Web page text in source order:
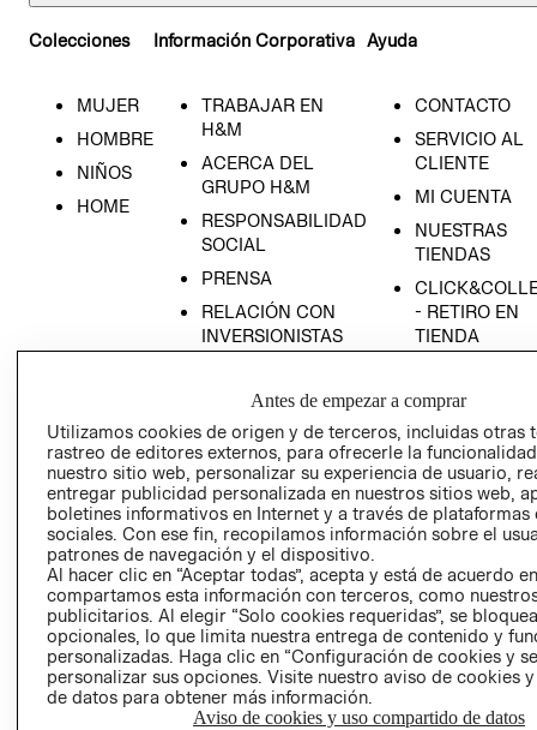
Colecciones
MUJER
HOMBRE
NIÑOS
HOME
Información Corporativa
TRABAJAR EN
H&M
ACERCA DEL
GRUPO H&M
RESPONSABILIDAD
SOCIAL
PRENSA
RELACIÓN CON
INVERSIONISTAS
EMPRESARIAL
Ayuda
CONTACTO
SERVICIO AL
CLIENTE
MI CUENTA
NUESTRAS
TIENDAS
- RETIRO EN
TIENDA
CONDICIONES
AVISO DE
PRIVACIDAD
GIFT CARD
AVISO DE
COOKIES
Chile ($)
Antes de empezar a comprar
Utilizamos cookies de origen y de terceros, incluidas otras
rastreo de editores externos, para ofrecerle la
nuestro sitio web, personalizar su experiencia de usuario,
entregar publicidad personalizada en nuestros sitios web,
boletines informativos en Internet y a través de plataformas
sociales. Con ese fin, recopilamos información sobre el
patrones de navegación y el dispositivo.
Al hacer clic en “Aceptar todas”, acepta y está de acuerdo
compartamos esta información con terceros, como
publicitarios. Al elegir “Solo cookies requeridas”, se
opcionales, lo que limita nuestra entrega de contenido y
personalizadas. Haga clic en “Configuración de cookies y
personalizar sus opciones. Visite nuestro aviso de cookies
de datos para obtener más información.
Aviso de cookies y uso compartido de datos